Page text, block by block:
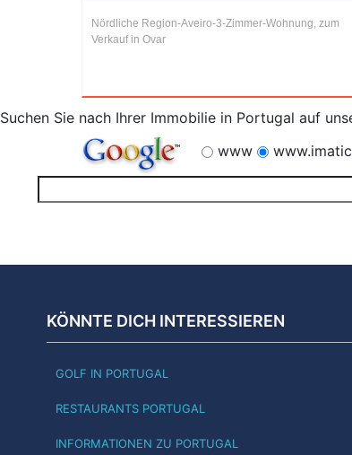
Nördliche Region-Aveiro-3-Zimmer-Wohnung, zum
Verkauf in Ovar
Suchen Sie nach Ihrer Immobilie in Portugal auf
www
KÖNNTE DICH INTERESSIEREN
GOLF IN PORTUGAL
RESTAURANTS PORTUGAL
INFORMATIONEN ZU PORTUGAL